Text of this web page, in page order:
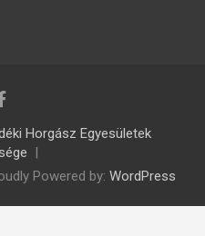
Horgász Egyesületek
Powered by: WordPress